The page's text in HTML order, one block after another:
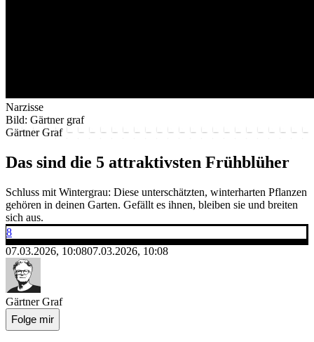
Narzisse
Bild: Gärtner graf
Gärtner Graf
Das sind die 5 attraktivsten Frühblüher
Schluss mit Wintergrau: Diese unterschätzten, winterharten Pflanzen
gehören in deinen Garten. Gefällt es ihnen, bleiben sie und breiten
sich aus.
8
07.03.2026, 10:0807.03.2026, 10:08
Gärtner Graf
Folge mir